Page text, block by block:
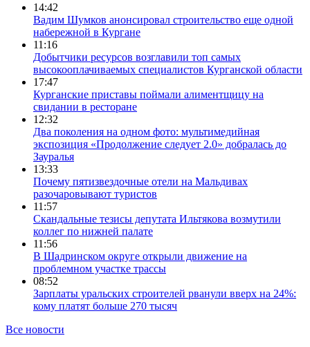
14:42
Вадим Шумков анонсировал строительство еще одной
набережной в Кургане
11:16
Добытчики ресурсов возглавили топ самых
высокооплачиваемых специалистов Курганской области
17:47
Курганские приставы поймали алиментщицу на
свидании в ресторане
12:32
Два поколения на одном фото: мультимедийная
экспозиция «Продолжение следует 2.0» добралась до
Зауралья
13:33
Почему пятизвездочные отели на Мальдивах
разочаровывают туристов
11:57
Скандальные тезисы депутата Ильтякова возмутили
коллег по нижней палате
11:56
В Шадринском округе открыли движение на
проблемном участке трассы
08:52
Зарплаты уральских строителей рванули вверх на 24%:
кому платят больше 270 тысяч
Все новости